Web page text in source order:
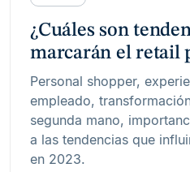
¿Cuáles son
marcarán el retail
Personal shopper,
empleado,
segunda mano,
a las tendencias que
en 2023.